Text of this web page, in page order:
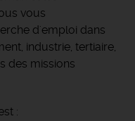
vous
d'emploi dans
industrie, tertiaire,
des missions
: